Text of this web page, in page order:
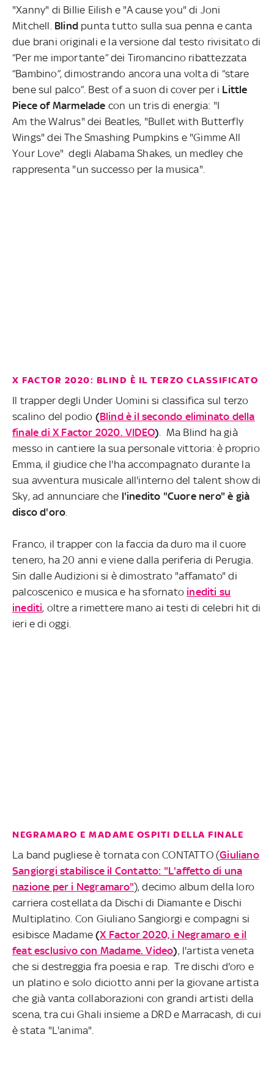
"Xanny" di Billie Eilish e "A cause you" di Joni
Mitchell. Blind punta tutto sulla sua penna e canta
due brani originali e la versione dal testo rivisitato di
“Per me importante” dei Tiromancino ribattezzata
“Bambino”, dimostrando ancora una volta di “stare
bene sul palco”. Best of a suon di cover per i Little
Piece of Marmelade con un tris di energia: "I
Am the Walrus" dei Beatles, "Bullet with Butterfly
Wings" dei The Smashing Pumpkins e "Gimme All
Your Love" degli Alabama Shakes, un medley che
rappresenta "un successo per la musica".
X FACTOR 2020: BLIND È IL TERZO CLASSIFICATO
Il trapper degli Under Uomini si classifica sul terzo
scalino del podio (Blind è il secondo eliminato della
finale di X Factor 2020. VIDEO). Ma Blind ha già
messo in cantiere la sua personale vittoria: è proprio
Emma, il giudice che l'ha accompagnato durante la
sua avventura musicale all'interno del talent show di
Sky, ad annunciare che l'inedito "Cuore nero" è già
disco d'oro.
Franco, il trapper con la faccia da duro ma il cuore
tenero, ha 20 anni e viene dalla periferia di Perugia.
Sin dalle Audizioni si è dimostrato "affamato" di
palcoscenico e musica e ha sfornato inediti su
inediti, oltre a rimettere mano ai testi di celebri hit di
ieri e di oggi.
NEGRAMARO E MADAME OSPITI DELLA FINALE
La band pugliese è tornata con CONTATTO (Giuliano
Sangiorgi stabilisce il Contatto: "L'affetto di una
nazione per i Negramaro"), decimo album della loro
carriera costellata da Dischi di Diamante e Dischi
Multiplatino. Con Giuliano Sangiorgi e compagni si
esibisce Madame (X Factor 2020, i Negramaro e il
feat esclusivo con Madame. Video), l'artista veneta
che si destreggia fra poesia e rap. Tre dischi d'oro e
un platino e solo diciotto anni per la giovane artista
che già vanta collaborazioni con grandi artisti della
scena, tra cui Ghali insieme a DRD e Marracash, di cui
è stata "L'anima".